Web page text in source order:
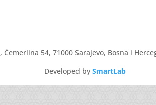
, Ćemerlina 54, 71000 Sarajevo, Bosna i
Developed by SmartLab